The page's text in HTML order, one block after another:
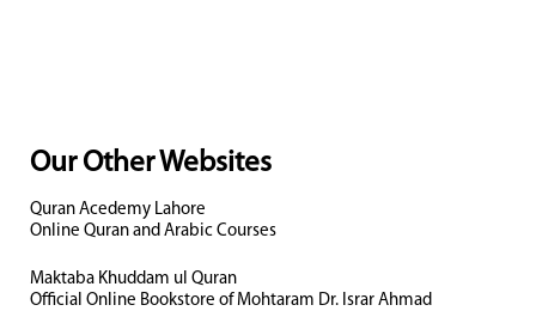
Our Other Websites
Quran Acedemy Lahore
Online Quran and Arabic Courses
Maktaba Khuddam ul Quran
Official Online Bookstore of Mohtaram Dr. Israr Ahmad